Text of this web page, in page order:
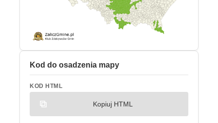
Kod do osadzenia mapy
KOD HTML
Kopiuj HTML